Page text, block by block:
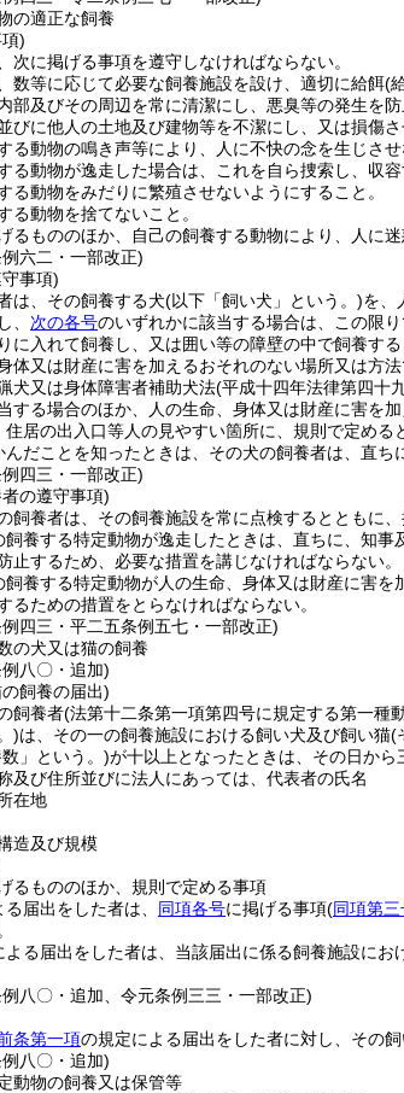
の適正な飼養
)
次に掲げる事項を遵守しなければならない。
数等に応じて必要な飼養施設を設け、適切に給餌(
部及びその周辺を常に清潔にし、悪臭等の発生を防
びに他人の土地及び建物等を不潔にし、又は損傷さ
る動物の鳴き声等により、人に不快の念を生じさせ
る動物が逸走した場合は、これを自ら捜索し、収容
る動物をみだりに繁殖させないようにすること。
る動物を捨てないこと。
るもののほか、自己の飼養する動物により、人に迷
六二・一部改正)
事項)
は、その飼養する犬(以下「飼い犬」という。)を、
、 次の各号のいずれかに該当する場合は、この限り
に入れて飼養し、又は囲い等の障壁の中で飼養する
体又は財産に害を加えるおそれのない場所又は方
犬又は身体障害者補助犬法(平成十四年法律第四十
する場合のほか、人の生命、身体又は財産に害を
居の出入口等人の見やすい箇所に、規則で定め
だことを知ったときは、その犬の飼養者は、直ち
四三・一部改正)
の遵守事項)
飼養者は、その飼養施設を常に点検するとともに
飼養する特定動物が逸走したときは、直ちに、知
止するため、必要な措置を講じなければならない。
飼養する特定動物が人の生命、身体又は財産に害
るための措置をとらなければならない。
四三・平二五条例五七・一部改正)
の犬又は猫の飼養
八〇・追加)
飼養の届出)
飼養者(法第十二条第一項第四号に規定する第一種
)は、その一の飼養施設における飼い犬及び飼い猫(
」という。)が十以上となったときは、その日から
及び住所並びに法人にあっては、代表者の氏名
在地
造及び規模
るもののほか、規則で定める事項
届出をした者は、 同項各号に掲げる事項(同項第三
よる届出をした者は、当該届出に係る飼養施設に
八〇・追加、令元条例三三・一部改正)
条第一項の規定による届出をした者に対し、その
八〇・追加)
動物の飼養又は保管等